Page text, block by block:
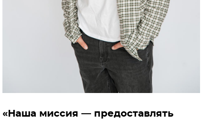
«Наша миссия — предоставлять